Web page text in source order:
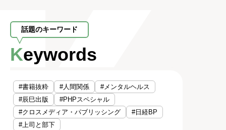
話題のキーワード
Keywords
#書籍抜粋 #人間関係
#メンタルヘルス
#辰巳出版
#PHPスペシャル
#クロスメディア・パブリッシング
#日経BP
#上司と部下